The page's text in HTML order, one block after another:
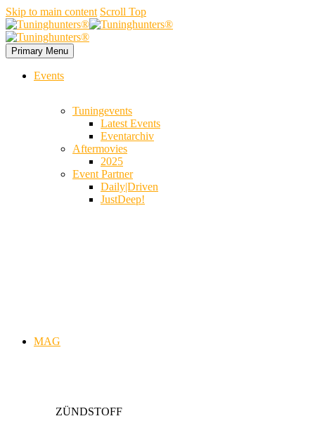
Skip to main content Scroll Top
Primary Menu
Events
Tuningevents
Latest Events
Eventarchiv
Aftermovies
2025
Event Partner
Daily|Driven
JustDeep!
MAG
ZÜNDSTOFF